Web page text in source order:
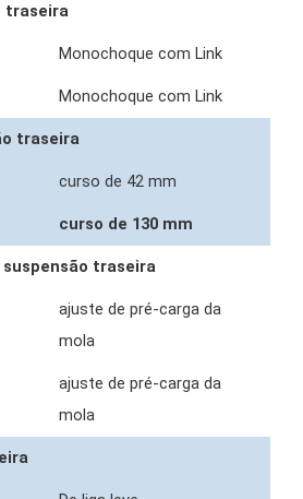
traseira
Monochoque com Link
Monochoque com Link
traseira
curso de 42 mm
curso de 130 mm
traseira
ajuste de pré-carga da
mola
ajuste de pré-carga da
mola